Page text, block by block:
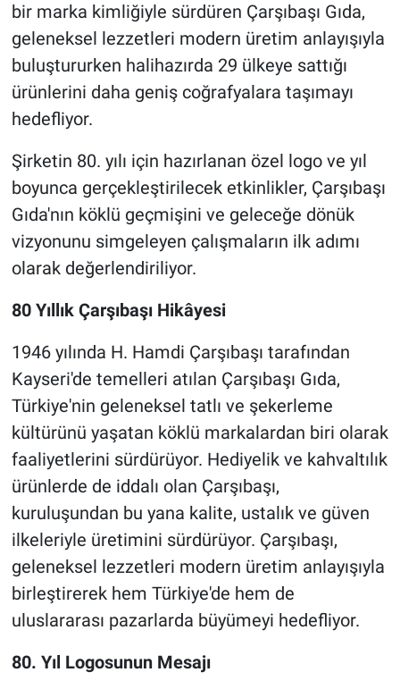
bir marka kimliğiyle sürdüren Çarşıbaşı Gıda,
geleneksel lezzetleri modern üretim anlayışıyla
buluştururken halihazırda 29 ülkeye sattığı
ürünlerini daha geniş coğrafyalara taşımayı
hedefliyor.
Şirketin 80. yılı için hazırlanan özel logo ve yıl
boyunca gerçekleştirilecek etkinlikler, Çarşıbaşı
Gıda'nın köklü geçmişini ve geleceğe dönük
vizyonunu simgeleyen çalışmaların ilk adımı
olarak değerlendiriliyor.
80 Yıllık Çarşıbaşı Hikâyesi
1946 yılında H. Hamdi Çarşıbaşı tarafından
Kayseri'de temelleri atılan Çarşıbaşı Gıda,
Türkiye'nin geleneksel tatlı ve şekerleme
kültürünü yaşatan köklü markalardan biri olarak
faaliyetlerini sürdürüyor. Hediyelik ve kahvaltılık
ürünlerde de iddalı olan Çarşıbaşı,
kuruluşundan bu yana kalite, ustalık ve güven
ilkeleriyle üretimini sürdürüyor. Çarşıbaşı,
geleneksel lezzetleri modern üretim anlayışıyla
birleştirerek hem Türkiye'de hem de
uluslararası pazarlarda büyümeyi hedefliyor.
80. Yıl Logosunun Mesajı